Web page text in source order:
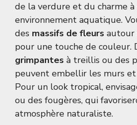
de la verdure et du charme
environnement aquatique.
des massifs de fleurs autour
pour une touche de couleur.
grimpantes à treillis ou des
peuvent embellir les murs
Pour un look tropical,
ou des fougères, qui
atmosphère naturaliste.